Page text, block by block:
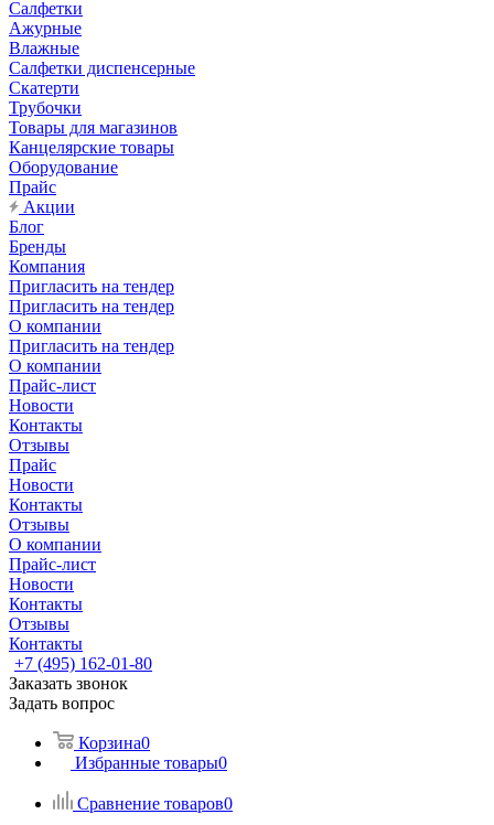
Салфетки
Ажурные
Влажные
Салфетки диспенсерные
Скатерти
Трубочки
Товары для магазинов
Канцелярские товары
Оборудование
Прайс
Акции
Блог
Бренды
Компания
Пригласить на тендер
Пригласить на тендер
О компании
Пригласить на тендер
О компании
Прайс-лист
Новости
Контакты
Отзывы
Прайс
Новости
Контакты
Отзывы
О компании
Прайс-лист
Новости
Контакты
Отзывы
Контакты
+7 (495) 162-01-80
Заказать звонок
Задать вопрос
Корзина0
Избранные товары0
Сравнение товаров0